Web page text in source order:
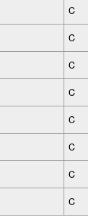
C
C
C
C
C
C
C
C